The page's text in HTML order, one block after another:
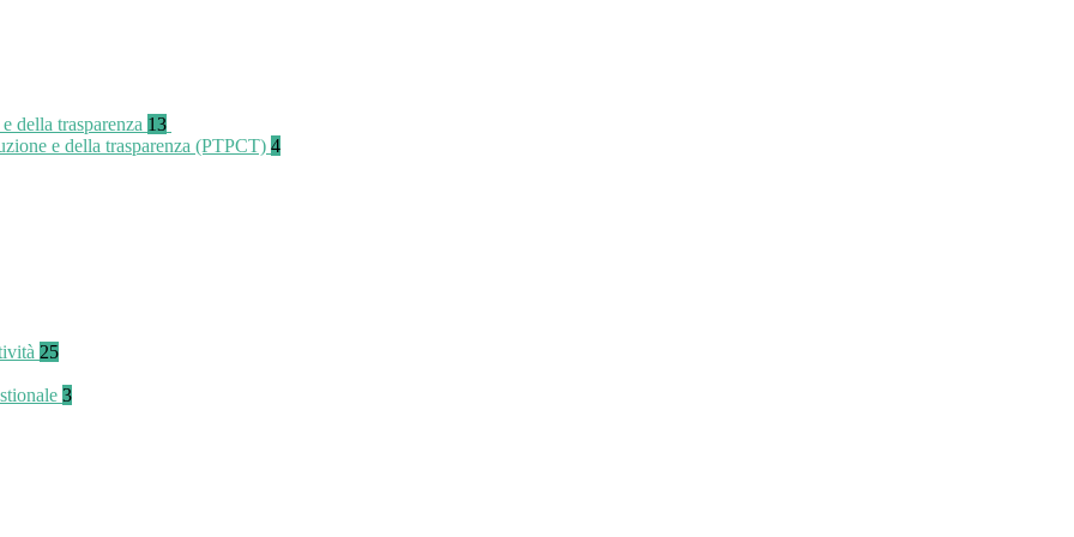
della trasparenza 13
e della trasparenza (PTPCT) 4
25
3